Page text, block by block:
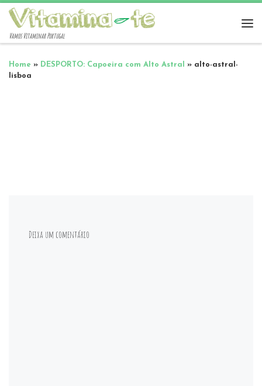
Vamos Vitaminar Portugal
Home » DESPORTO: Capoeira com Alto Astral » alto-astral-
lisboa
Deixa um comentário